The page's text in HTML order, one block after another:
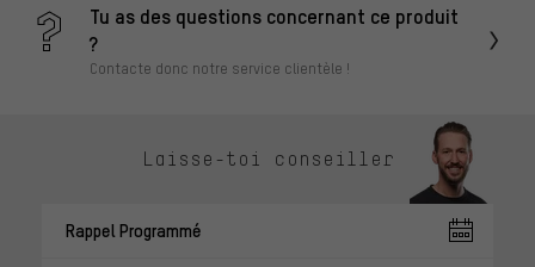
Tu as des questions concernant ce produit
?
Contacte donc notre service clientèle !
Laisse-toi conseiller
Rappel Programmé